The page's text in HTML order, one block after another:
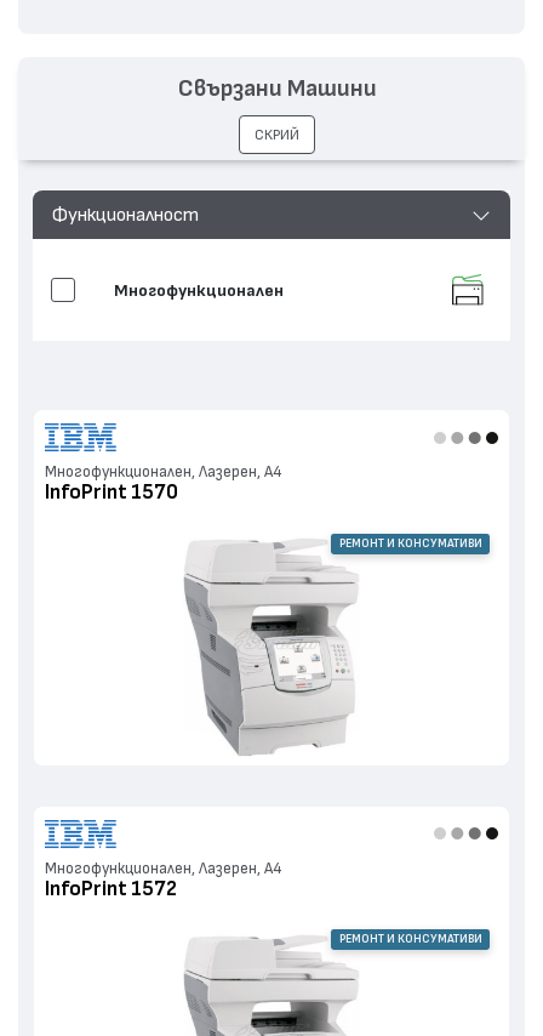
Функционалност
Многофункционален
Многофункционален, Лазерен, А4
InfoPrint 1570
РЕМОНТ И КОНСУМАТИВИ
Многофункционален, Лазерен, А4
InfoPrint 1572
РЕМОНТ И КОНСУМАТИВИ
Свързани Машини
СКРИЙ